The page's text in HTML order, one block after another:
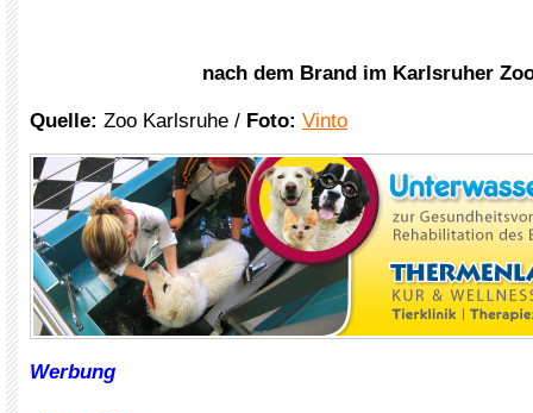
nach dem Brand im Karlsruher
Quelle: Zoo Karlsruhe / Foto: Vinto
Werbung